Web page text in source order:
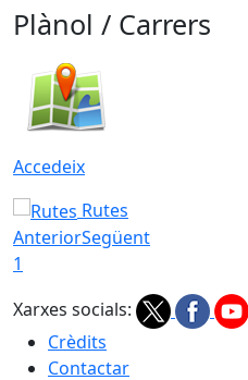
Plànol / Carrers
Accedeix
Rutes
AnteriorSegüent
1
Xarxes socials:
Crèdits
Contactar